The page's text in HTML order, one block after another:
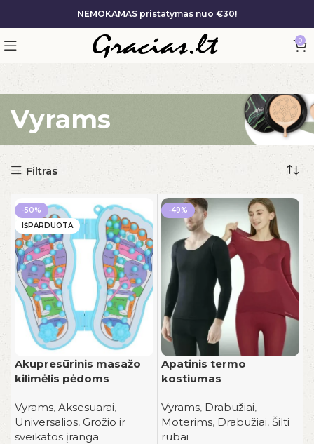
NEMOKAMAS pristatymas nuo €30!
0
Vyrams
Filtras
-50%
IŠPARDUOTA
Akupresūrinis masažo
kilimėlis pėdoms
Vyrams, Aksesuarai,
Universalios, Grožio ir
sveikatos įranga
-49%
Apatinis termo
kostiumas
Vyrams, Drabužiai,
Moterims, Drabužiai, Šilti
rūbai